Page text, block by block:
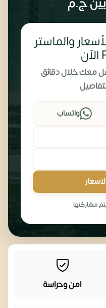
والماستر
معك خلال دقائق
واتساب
مشاركتها
امن وحراسة